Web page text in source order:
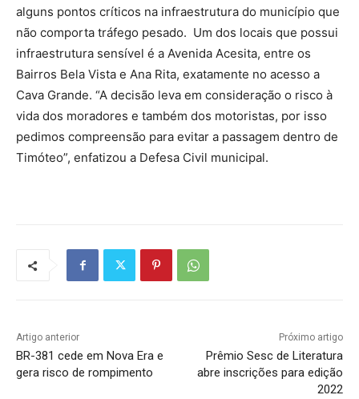
alguns pontos críticos na infraestrutura do município que
não comporta tráfego pesado. Um dos locais que possui
infraestrutura sensível é a Avenida Acesita, entre os
Bairros Bela Vista e Ana Rita, exatamente no acesso a
Cava Grande. “A decisão leva em consideração o risco à
vida dos moradores e também dos motoristas, por isso
pedimos compreensão para evitar a passagem dentro de
Timóteo”, enfatizou a Defesa Civil municipal.
Artigo anterior
BR-381 cede em Nova Era e
gera risco de rompimento
Próximo artigo
Prêmio Sesc de Literatura
abre inscrições para edição
2022